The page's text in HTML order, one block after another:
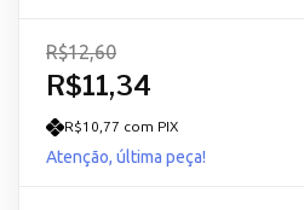
R$11,34
R$12,60
R$10,77 com PIX
Atenção, última peça!